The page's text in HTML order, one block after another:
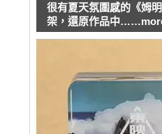
很有夏天氛圍感的《姆
架，還原作品中